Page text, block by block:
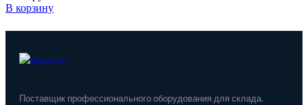
В корзину
Поставщик профессионального оборудования для склада,